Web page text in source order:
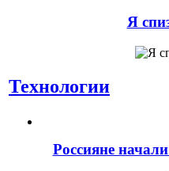
Я
Технологии
Россияне